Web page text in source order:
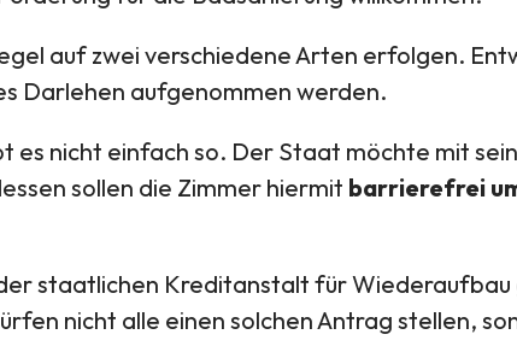
auf zwei verschiedene Arten erfolgen.
Darlehen aufgenommen werden.
es nicht einfach so. Der Staat möchte mit
sollen die Zimmer hiermit barrierefrei
staatlichen Kreditanstalt für
nicht alle einen solchen Antrag stellen,